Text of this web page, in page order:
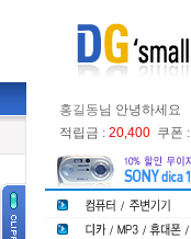
홍길동님 안녕하세요
적립금 : 20,400 쿠폰 :